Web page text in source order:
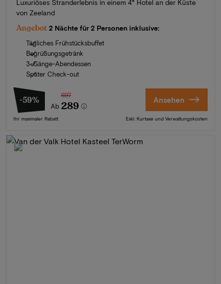
Luxuriöses Stranderlebnis in einem 4* Hotel an der Küste
von Zeeland
Angebot 2 Nächte für 2 Personen inklusive:
Tägliches Frühstücksbuffet
Begrüßungsgetränk
3-Gänge-Abendessen
Später Check-out
-59%
Ab
697
289
Ihr maximaler Rabatt
Ansehen
Exkl. Kurtaxe und Verwaltungskosten